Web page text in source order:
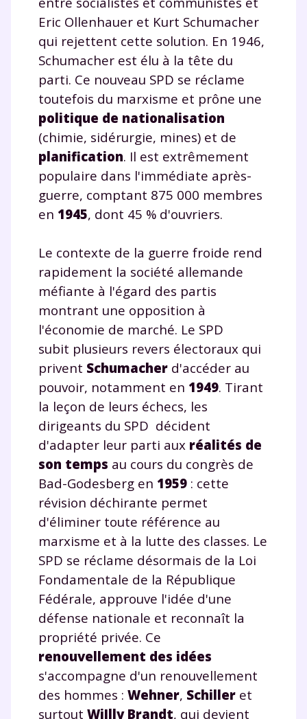
Eric Ollenhauer et Kurt Schumacher
qui rejettent cette solution. En 1946,
Schumacher est élu à la tête du
parti. Ce nouveau SPD se réclame
toutefois du marxisme et prône une
politique de nationalisation
(chimie, sidérurgie, mines) et de
planification. Il est extrêmement
populaire dans l'immédiate après-
guerre, comptant 875 000 membres
en 1945, dont 45 % d'ouvriers.
Le contexte de la guerre froide rend
rapidement la société allemande
méfiante à l'égard des partis
montrant une opposition à
l'économie de marché. Le SPD
subit plusieurs revers électoraux qui
privent Schumacher d'accéder au
pouvoir, notamment en 1949. Tirant
la leçon de leurs échecs, les
dirigeants du SPD décident
d'adapter leur parti aux réalités de
son temps au cours du congrès de
Bad-Godesberg en 1959 : cette
révision déchirante permet
d'éliminer toute référence au
marxisme et à la lutte des classes. Le
SPD se réclame désormais de la Loi
Fondamentale de la République
Fédérale, approuve l'idée d'une
défense nationale et reconnaît la
propriété privée. Ce
renouvellement des idées
s'accompagne d'un renouvellement
des hommes : Wehner, Schiller et
surtout WiIlly Brandt, qui devient